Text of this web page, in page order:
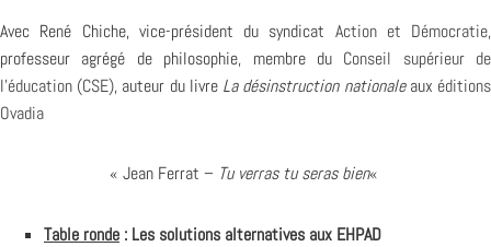
Avec René Chiche, vice-président du syndicat Action et Démocratie,
professeur agrégé de philosophie, membre du Conseil supérieur de
l’éducation (CSE), auteur du livre La désinstruction nationaleaux éditions
Ovadia
« Jean Ferrat – Tu verras tu seras bien«
Table ronde : Les solutions alternatives aux EHPAD